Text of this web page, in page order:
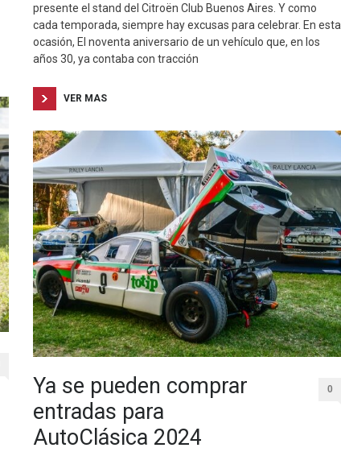
presente el stand del Citroën Club Buenos Aires. Y como
cada temporada, siempre hay excusas para celebrar. En esta
ocasión, El noventa aniversario de un vehículo que, en los
años 30, ya contaba con tracción
VER MAS
Ya se pueden comprar
entradas para
AutoClásica 2024
0